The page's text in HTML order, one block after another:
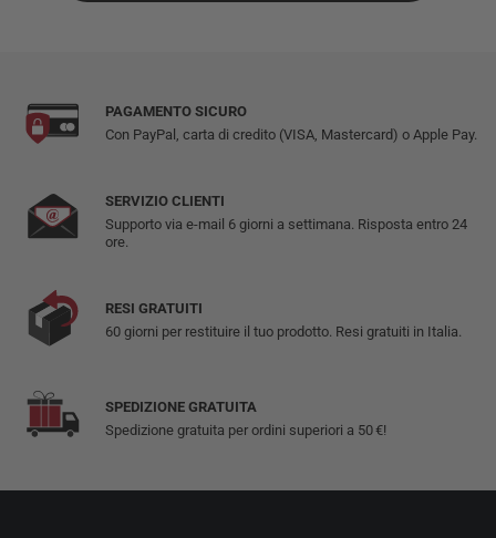
PAGAMENTO SICURO
Con PayPal, carta di credito (VISA, Mastercard) o Apple Pay.
SERVIZIO CLIENTI
Supporto via e-mail 6 giorni a settimana. Risposta entro 24
ore.
RESI GRATUITI
60 giorni per restituire il tuo prodotto. Resi gratuiti in Italia.
SPEDIZIONE GRATUITA
Spedizione gratuita per ordini superiori a 50 €!